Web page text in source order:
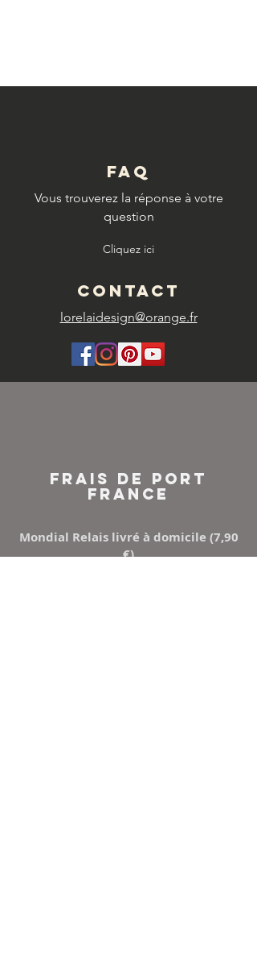
FAQ
Vous trouverez la réponse à votre
question
Cliquez ici
CONTACT
lorelaidesign@orange.fr
FRAIS DE PORT
FRANCE
Mondial Relais livré à domicile (7,90
€)